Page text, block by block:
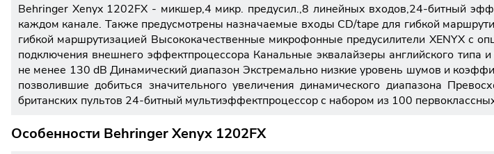
Behringer Xenyx 1202FX - микшер,4 микр. предусил.,8 линейных входов,24-битный
каждом канале. Также предусмотрены назначаемые входы CD/tape для гибкой
гибкой маршрутизацией Высококачественные микрофонные предусилители XENYX
подключения внешнего эффектпроцессора Канальные эквалайзеры английского
не менее 130 dB Динамический диапазон Экстремально низкие уровень шумов и
позволившие добиться значительного увеличения динамического диапазона
британских пультов 24-битный мультиэффектпроцессор с набором из 100
Особенности Behringer Xenyx 1202FX